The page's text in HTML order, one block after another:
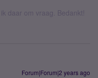
daar om vraag. Bedankt!
Forum|Forum|2 years ago